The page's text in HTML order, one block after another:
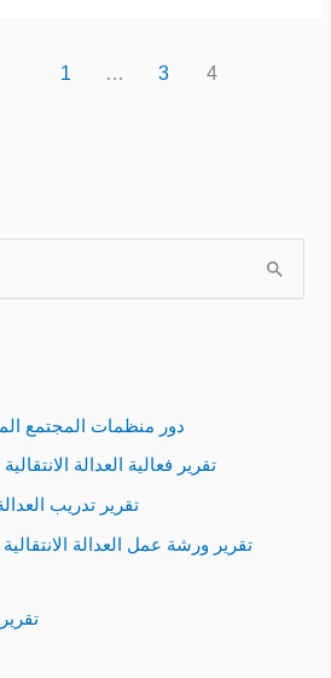
1 … 3 4
دور منظمات المجتمع
تقرير فعالية العدالة
تقرير تدريب
تقرير ورشة عمل العدالة